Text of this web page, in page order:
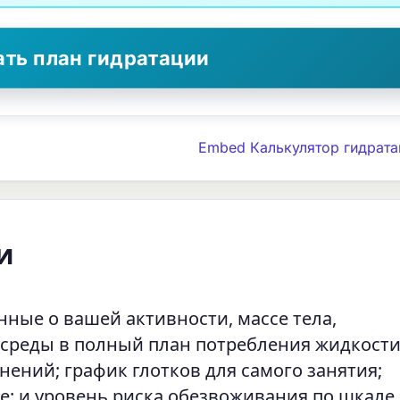
план гидратации
Embed Калькулятор
о вашей активности, массе тела,
в полный план потребления
график глотков для самого занятия;